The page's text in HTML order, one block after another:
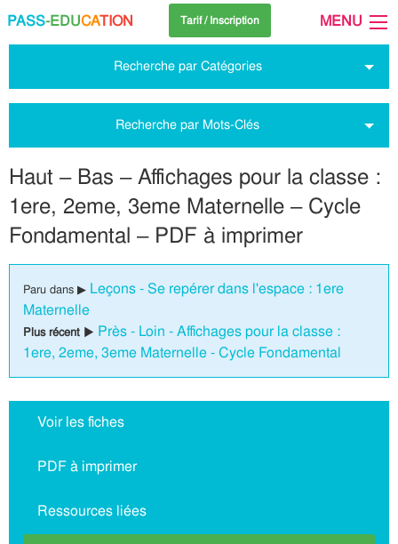
PASS-EDUCATION Tarif / Inscription MENU
Recherche par Catégories
Recherche par Mots-Clés
Haut – Bas – Affichages pour la classe :
1ere, 2eme, 3eme Maternelle – Cycle
Fondamental – PDF à imprimer
Paru dans ▶ Leçons - Se repérer dans l'espace : 1ere
Maternelle
Plus récent ▶ Près - Loin - Affichages pour la classe :
1ere, 2eme, 3eme Maternelle - Cycle Fondamental
Voir les fiches
PDF à imprimer
Ressources liées